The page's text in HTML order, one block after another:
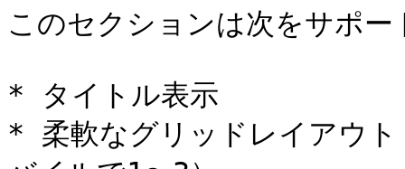
このセクションは次をサポー
* タイトル表示
* 柔軟なグリッドレイアウ